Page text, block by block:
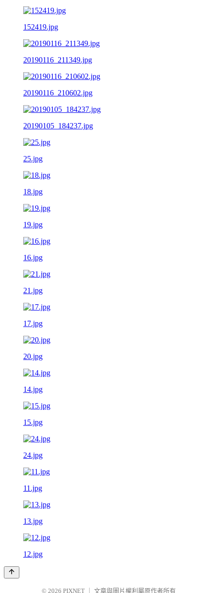
152419.jpg
20190116_211349.jpg
20190116_210602.jpg
20190105_184237.jpg
25.jpg
18.jpg
19.jpg
16.jpg
21.jpg
17.jpg
20.jpg
14.jpg
15.jpg
24.jpg
11.jpg
13.jpg
12.jpg
© 2026 PIXNET 文章與圖片權利屬原作者所有